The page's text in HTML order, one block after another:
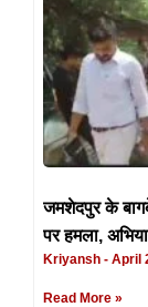
जमशेदपुर के
पर हमला,
Kriyansh April
Read More »